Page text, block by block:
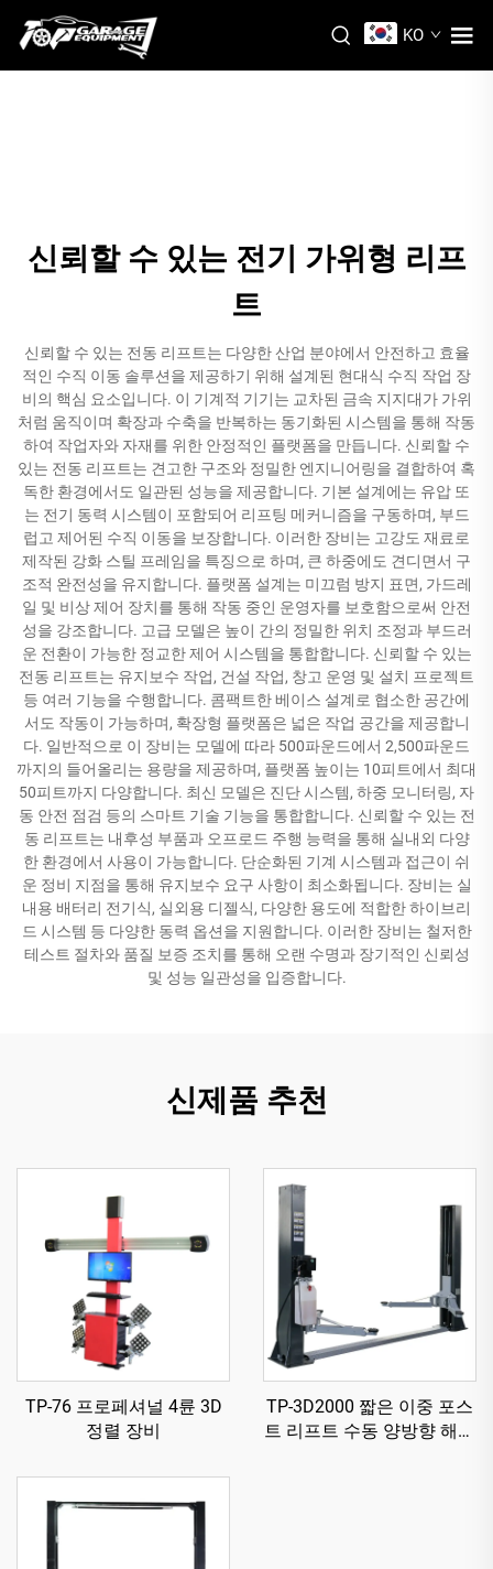
KO
신뢰할 수 있는 전기 가위형 리프
트
신뢰할 수 있는 전동 리프트는 다양한 산업 분야에서 안전하고 효율
적인 수직 이동 솔루션을 제공하기 위해 설계된 현대식 수직 작업 장
비의 핵심 요소입니다. 이 기계적 기기는 교차된 금속 지지대가 가위
처럼 움직이며 확장과 수축을 반복하는 동기화된 시스템을 통해 작동
하여 작업자와 자재를 위한 안정적인 플랫폼을 만듭니다. 신뢰할 수
있는 전동 리프트는 견고한 구조와 정밀한 엔지니어링을 결합하여 혹
독한 환경에서도 일관된 성능을 제공합니다. 기본 설계에는 유압 또
는 전기 동력 시스템이 포함되어 리프팅 메커니즘을 구동하며, 부드
럽고 제어된 수직 이동을 보장합니다. 이러한 장비는 고강도 재료로
제작된 강화 스틸 프레임을 특징으로 하며, 큰 하중에도 견디면서 구
조적 완전성을 유지합니다. 플랫폼 설계는 미끄럼 방지 표면, 가드레
일 및 비상 제어 장치를 통해 작동 중인 운영자를 보호함으로써 안전
성을 강조합니다. 고급 모델은 높이 간의 정밀한 위치 조정과 부드러
운 전환이 가능한 정교한 제어 시스템을 통합합니다. 신뢰할 수 있는
전동 리프트는 유지보수 작업, 건설 작업, 창고 운영 및 설치 프로젝트
등 여러 기능을 수행합니다. 콤팩트한 베이스 설계로 협소한 공간에
서도 작동이 가능하며, 확장형 플랫폼은 넓은 작업 공간을 제공합니
다. 일반적으로 이 장비는 모델에 따라 500파운드에서 2,500파운드
까지의 들어올리는 용량을 제공하며, 플랫폼 높이는 10피트에서 최대
50피트까지 다양합니다. 최신 모델은 진단 시스템, 하중 모니터링, 자
동 안전 점검 등의 스마트 기술 기능을 통합합니다. 신뢰할 수 있는 전
동 리프트는 내후성 부품과 오프로드 주행 능력을 통해 실내외 다양
한 환경에서 사용이 가능합니다. 단순화된 기계 시스템과 접근이 쉬
운 정비 지점을 통해 유지보수 요구 사항이 최소화됩니다. 장비는 실
내용 배터리 전기식, 실외용 디젤식, 다양한 용도에 적합한 하이브리
드 시스템 등 다양한 동력 옵션을 지원합니다. 이러한 장비는 철저한
테스트 절차와 품질 보증 조치를 통해 오랜 수명과 장기적인 신뢰성
및 성능 일관성을 입증합니다.
신제품 추천
TP-76 프로페셔널 4륜 3D
정렬 장비
TP-3D2000 짧은 이중 포스
트 리프트 수동 양방향 해제